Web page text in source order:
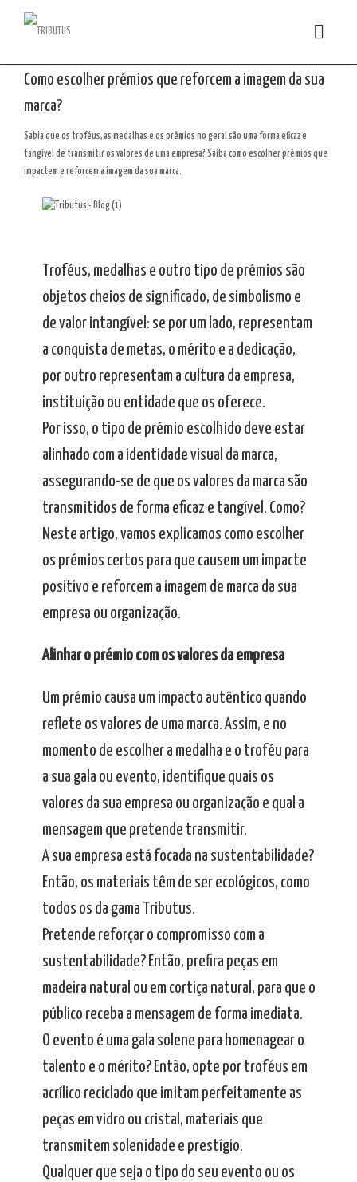
Como escolher prémios que reforcem a imagem da sua
marca?
Sabia que os troféus, as medalhas e os prémios no geral são uma forma eficaz e
tangível de transmitir os valores de uma empresa? Saiba como escolher prémios que
impactem e reforcem a imagem da sua marca.
Troféus, medalhas e outro tipo de prémios são
objetos cheios de significado, de simbolismo e
de valor intangível: se por um lado, representam
a conquista de metas, o mérito e a dedicação,
por outro representam a cultura da empresa,
instituição ou entidade que os oferece.
Por isso, o tipo de prémio escolhido deve estar
alinhado com a identidade visual da marca,
assegurando-se de que os valores da marca são
transmitidos de forma eficaz e tangível. Como?
Neste artigo, vamos explicamos como escolher
os prémios certos para que causem um impacte
positivo e reforcem a imagem de marca da sua
empresa ou organização.
Alinhar o prémio com os valores da empresa
Um prémio causa um impacto autêntico quando
reflete os valores de uma marca. Assim, e no
momento de escolher a medalha e o troféu para
a sua gala ou evento, identifique quais os
valores da sua empresa ou organização e qual a
mensagem que pretende transmitir.
A sua empresa está focada na sustentabilidade?
Então, os materiais têm de ser ecológicos, como
todos os da gama Tributus.
Pretende reforçar o compromisso com a
sustentabilidade? Então, prefira peças em
madeira natural ou em cortiça natural, para que o
público receba a mensagem de forma imediata.
O evento é uma gala solene para homenagear o
talento e o mérito? Então, opte por troféus em
acrílico reciclado que imitam perfeitamente as
peças em vidro ou cristal, materiais que
transmitem solenidade e prestígio.
Qualquer que seja o tipo do seu evento ou os